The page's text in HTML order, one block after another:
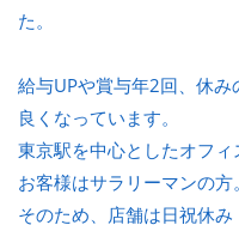
た。
給与UPや賞与年2回、休
良くなっています。
東京駅を中心としたオフ
お客様はサラリーマンの方。
そのため、店舗は日祝休